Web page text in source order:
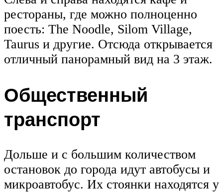
рестораны, где можно полноценно
поесть: The Noodle, Silom Village,
Taurus и другие. Отсюда открывается
отличный панорамный вид на 3 этаж.
Общественный
транспорт
Дольше и с большим количеством
остановок до города идут автобусы и
микроавтобус. Их стоянки находятся у